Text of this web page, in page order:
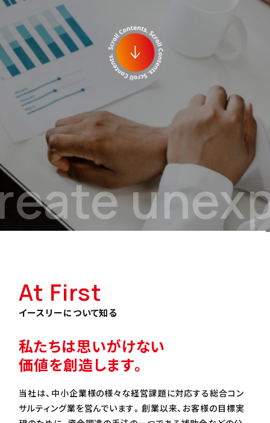
At First
イースリーについて知る
私たちは思いがけない
価値を創造します。
当社は、中小企業様の様々な経営課題に対応する総合コン
サルティング業を営んでいます。創業以来、お客様の目標実